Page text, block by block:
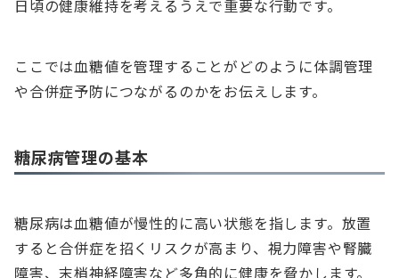
日頃の健康維持を考えるうえで重要な行動です。
ここでは血糖値を管理することがどのように体調管理
や合併症予防につながるのかをお伝えします。
糖尿病管理の基本
糖尿病は血糖値が慢性的に高い状態を指します。放置
すると合併症を招くリスクが高まり、視力障害や腎臓
障害、末梢神経障害など多角的に健康を脅かします。